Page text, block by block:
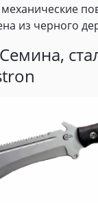
из черного